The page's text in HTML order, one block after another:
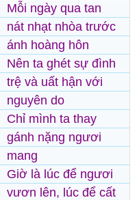
Mỗi ngày qua tan
nát nhạt nhòa trước
ánh hoàng hôn
Nên ta ghét sự đình
trệ và uất hận với
nguyên do
Chỉ mình ta thay
gánh nặng ngươi
mang
Giờ là lúc để ngươi
vươn lên, lúc để cất